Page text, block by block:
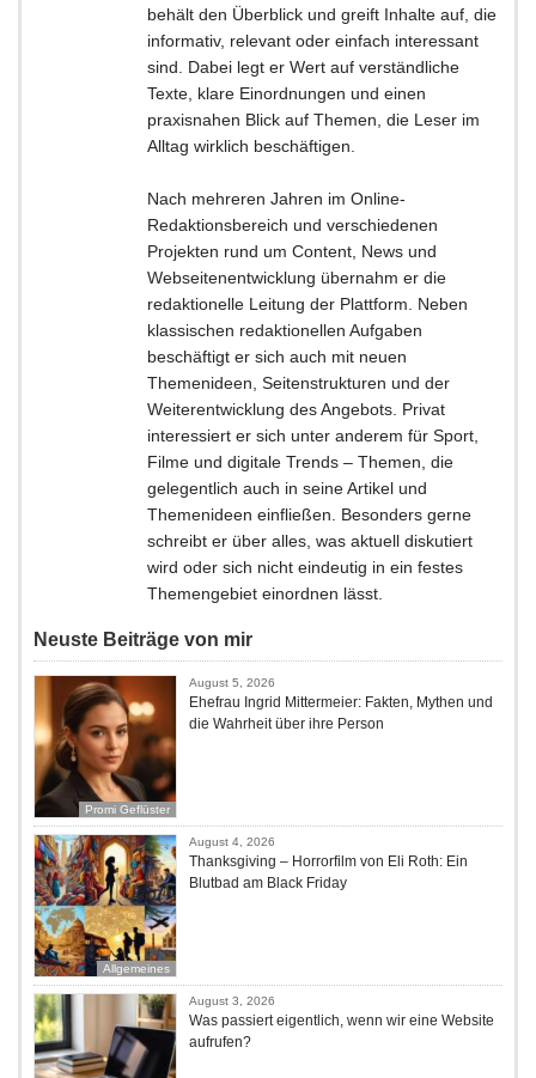
behält den Überblick und greift Inhalte auf, die
informativ, relevant oder einfach interessant
sind. Dabei legt er Wert auf verständliche
Texte, klare Einordnungen und einen
praxisnahen Blick auf Themen, die Leser im
Alltag wirklich beschäftigen.
Nach mehreren Jahren im Online-
Redaktionsbereich und verschiedenen
Projekten rund um Content, News und
Webseitenentwicklung übernahm er die
redaktionelle Leitung der Plattform. Neben
klassischen redaktionellen Aufgaben
beschäftigt er sich auch mit neuen
Themenideen, Seitenstrukturen und der
Weiterentwicklung des Angebots. Privat
interessiert er sich unter anderem für Sport,
Filme und digitale Trends – Themen, die
gelegentlich auch in seine Artikel und
Themenideen einfließen. Besonders gerne
schreibt er über alles, was aktuell diskutiert
wird oder sich nicht eindeutig in ein festes
Themengebiet einordnen lässt.
Neuste Beiträge von mir
Promi Geflüster
August 5, 2026
Ehefrau Ingrid Mittermeier: Fakten, Mythen und
die Wahrheit über ihre Person
Allgemeines
August 4, 2026
Thanksgiving – Horrorfilm von Eli Roth: Ein
Blutbad am Black Friday
August 3, 2026
Was passiert eigentlich, wenn wir eine Website
aufrufen?